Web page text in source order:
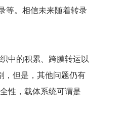
等。相信未来随着转录
中的积累、跨膜转运以
，但是，其他问题仍有
性，载体系统可谓是